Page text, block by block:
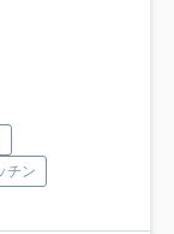
チン